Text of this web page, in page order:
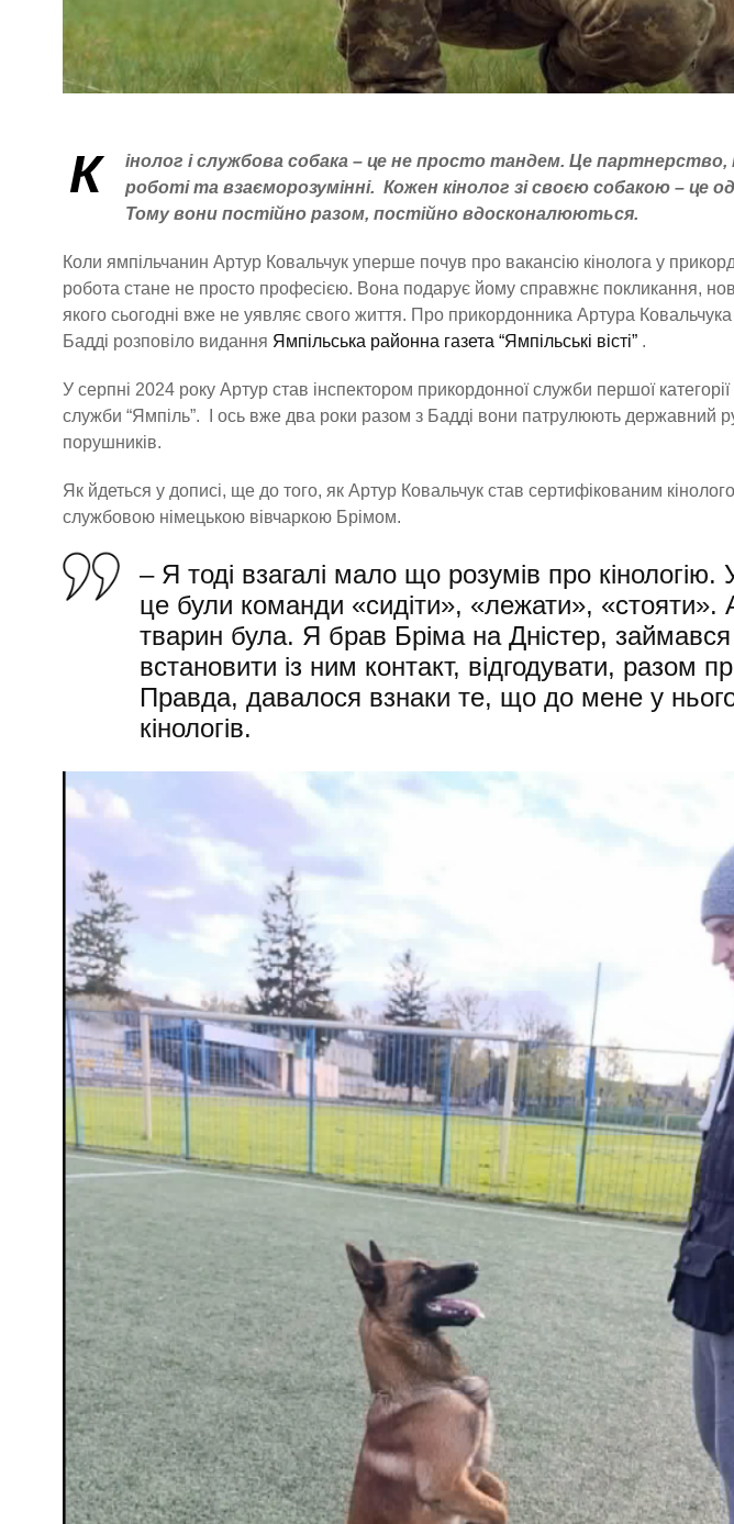
К
інолог і службова собака – це не просто тандем. Це партнерство,
роботі та взаєморозумінні. Кожен кінолог зі своєю собакою – це
Тому вони постійно разом, постійно вдосконалюються.
Коли ямпільчанин Артур Ковальчук уперше почув про вакансію кінолога у
робота стане не просто професією. Вона подарує йому справжнє покликання,
якого сьогодні вже не уявляє свого життя. Про прикордонника Артура
Бадді розповіло видання Ямпільська районна газета “Ямпільські вісті” .
У серпні 2024 року Артур став інспектором прикордонної служби першої
служби “Ямпіль”. І ось вже два роки разом з Бадді вони патрулюють державний
порушників.
Як йдеться у дописі, ще до того, як Артур Ковальчук став сертифікованим
службовою німецькою вівчаркою Брімом.
– Я тоді взагалі мало що розумів про кінологію.
це були команди «сидіти», «лежати»,
тварин була. Я брав Бріма на Дністер,
встановити із ним контакт, відгодувати, разом
Правда, давалося взнаки те, що до мене у
кінологів.